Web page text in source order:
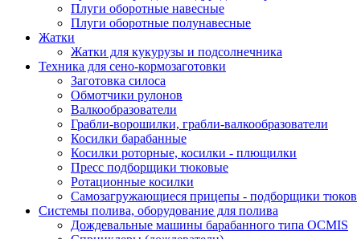
Плуги оборотные навесные
Плуги оборотные полунавесные
Жатки
Жатки для кукурузы и подсолнечника
Техника для сено-кормозаготовки
Заготовка силоса
Обмотчики рулонов
Валкообразователи
Грабли-ворошилки, грабли-валкообразователи
Косилки барабанные
Косилки роторные, косилки - плющилки
Пресс подборщики тюковые
Ротационные косилки
Самозагружающиеся прицепы - подборщики тюков
Системы полива, оборудование для полива
Дождевальные машины барабанного типа OCMIS